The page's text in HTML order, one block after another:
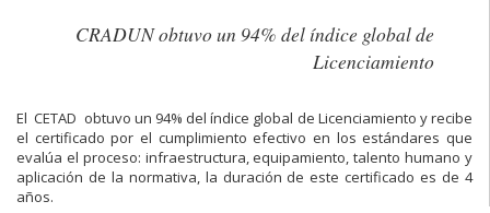
CRADUN obtuvo un 94% del índice global de
Licenciamiento
El CETAD obtuvo un 94% del índice global de Licenciamiento y recibe
el certificado por el cumplimiento efectivo en los estándares que
evalúa el proceso: infraestructura, equipamiento, talento humano y
aplicación de la normativa, la duración de este certificado es de 4
años.